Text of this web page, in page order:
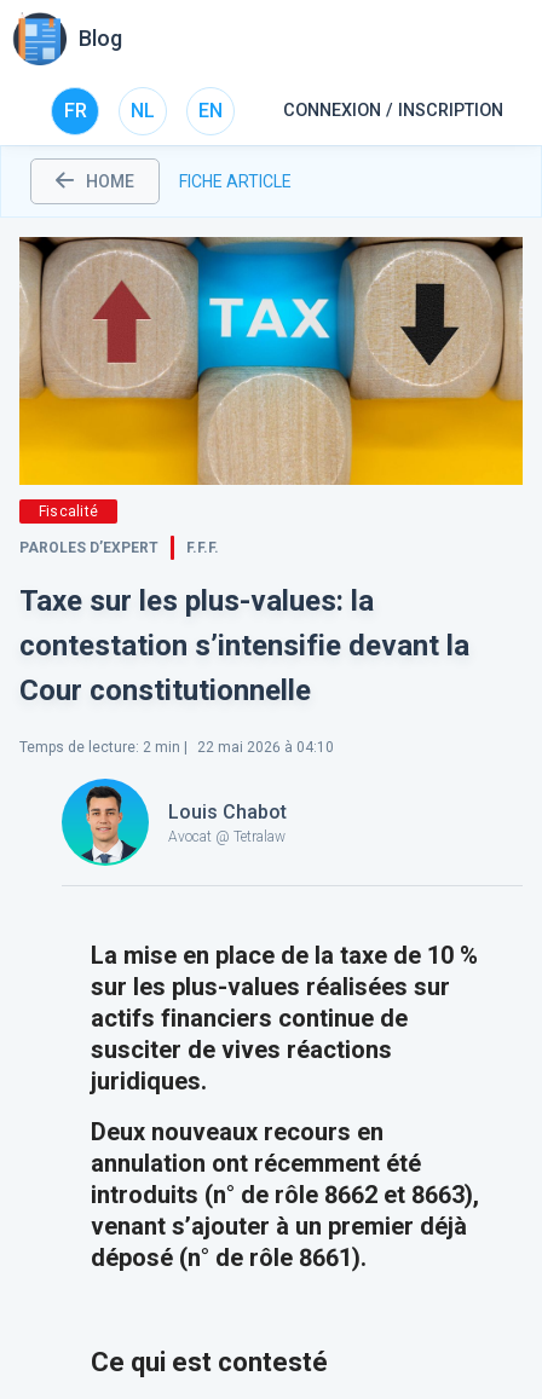
Blog
FR NL EN CONNEXION / INSCRIPTION
HOME FICHE ARTICLE
Fiscalité
PAROLES D’EXPERT F.F.F.
Taxe sur les plus-values: la
contestation s’intensifie devant la
Cour constitutionnelle
Temps de lecture: 2 min | 22 mai 2026 à 04:10
Louis Chabot
Avocat @ Tetralaw
La mise en place de la taxe de 10 %
sur les plus-values réalisées sur
actifs financiers continue de
susciter de vives réactions
juridiques.
Deux nouveaux recours en
annulation ont récemment été
introduits (n° de rôle 8662 et 8663),
venant s’ajouter à un premier déjà
déposé (n° de rôle 8661).
Ce qui est contesté